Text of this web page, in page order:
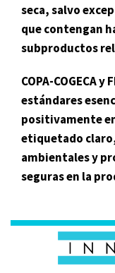
seca, salvo
que contengan
subproductos
COPA-COGECA y
estándares
positivamente
etiquetado
ambientales y
seguras en la